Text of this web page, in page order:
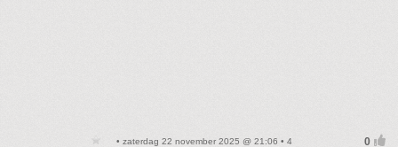
• zaterdag 22 november 2025 @ 21:06 • 4